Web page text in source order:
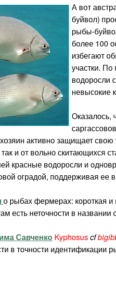
А вот
буйвол)
рыбы-
более 100
избегают
участки. По
водоросли
невысокие
Оказалось,
активно защищает
и от вольно скитающихся
красные водоросли и
оградой, поддерживая ее
о рыбах фермерах: короткая
есть неточности в
Савченко Kyphosuscf
в точности идентификации